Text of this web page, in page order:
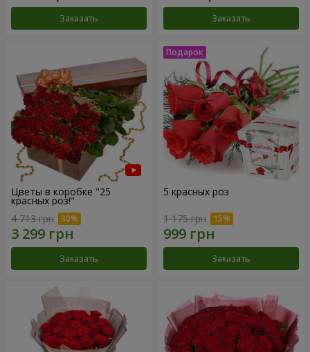
Заказать Заказать
Цветы в коробке "25
красных роз!"
4 713 грн
Заказать
5 красных роз
1 175 грн
Заказать